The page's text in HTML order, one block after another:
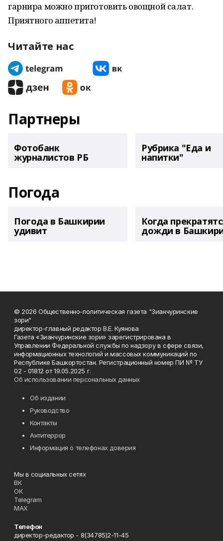
гарнира можно приготовить овощной салат.
Приятного аппетита!
Читайте нас
Партнеры
Фотобанк
журналистов РБ
Рубрика "Еда и
напитки"
Погода
Погода в Башкирии
удивит
Когда
дожди в
© 2026 Общественно-политическая газета "Зианчуринские
зори"
директор-главный редактор В.Е. Куянова
Газета «Зианчуринские зори» зарегистрирована в
Управлении Федеральной службы по надзору в сфере связи,
информационных технологий и массовых коммуникаций по
Республике Башкортостан. Регистрационный номер ПИ № ТУ
02 - 01812 от 19.05.2025 г.
Об использовании персональных данных
Об издании
Руководство
Контакты
Антитеррор
Информация о телефонах доверия
Мы в социальных сетях
ВК
ОК
Telegram
MAX
Телефон
директор-редактор - 8(34785)2-11-45